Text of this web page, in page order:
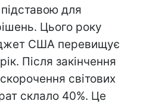
для
Цього року
США перевищує
Після закінчення
світових
склало 40%. Це